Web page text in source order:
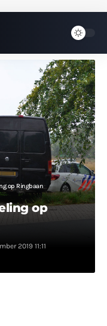
op Ringbaan
op
2019 11:11